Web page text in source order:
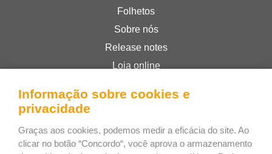
Folhetos
Sobre nós
Release notes
Loja online
Privacy Policy
Bee Interactive s.r.o.
Informação sobre cookies e
privacidade
Graças aos cookies, podemos medir a eficácia do site. Ao
clicar no botão “Concordo“, você aprova o armazenamento